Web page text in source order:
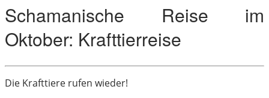
Schamanische Reise im
Oktober: Krafttierreise
Die Krafttiere rufen wieder!